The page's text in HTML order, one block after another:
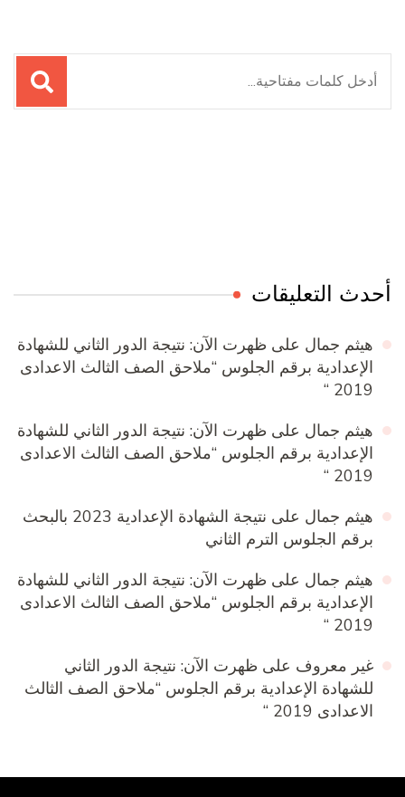
البحث
عن:
أحدث التعليقات
هيثم جمال على ظهرت الآن: نتيجة الدور الثاني للشهادة
الإعدادية برقم الجلوس “ملاحق الصف الثالث الاعدادى
2019 “
هيثم جمال على ظهرت الآن: نتيجة الدور الثاني للشهادة
الإعدادية برقم الجلوس “ملاحق الصف الثالث الاعدادى
2019 “
هيثم جمال على
نتيجة الشهادة الإعدادية 2023 بالبحث
برقم الجلوس الترم الثاني
هيثم جمال على ظهرت الآن: نتيجة الدور الثاني للشهادة
الإعدادية برقم الجلوس “ملاحق الصف الثالث الاعدادى
2019 “
غير معروف على ظهرت الآن: نتيجة الدور الثاني
للشهادة الإعدادية برقم الجلوس “ملاحق الصف الثالث
الاعدادى 2019 “